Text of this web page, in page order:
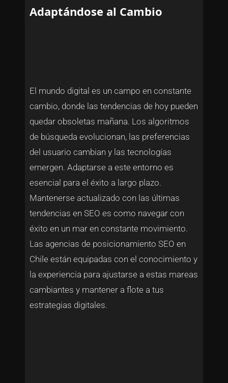
Adaptándose al Cambio
El mundo digital es un campo en constante
cambio, donde las tendencias de hoy pueden
quedar obsoletas mañana. Los algoritmos
de búsqueda evolucionan, las preferencias
del usuario cambian y las tecnologías
emergen. Adaptarse a este entorno es
esencial para el éxito a largo plazo.
Mantenerse actualizado con las últimas
tendencias en SEO es como navegar con
éxito en un mar en constante movimiento.
Las agencias de posicionamiento SEO en
Chile están equipadas con el conocimiento y
la experiencia para ajustarse a estas mareas
cambiantes y mantener a flote a tus
estrategias digitales.